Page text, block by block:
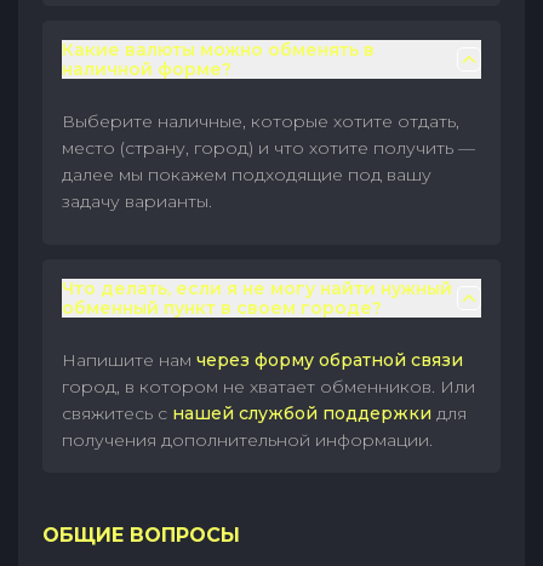
Какие валюты можно обменять в
наличной форме?
Выберите наличные, которые хотите отдать,
место (страну, город) и что хотите получить —
далее мы покажем подходящие под вашу
задачу варианты.
Что делать, если я не могу найти нужный
обменный пункт в своем городе?
Напишите нам через форму обратной связи
город, в котором не хватает обменников. Или
свяжитесь с нашей службой поддержки для
получения дополнительной информации.
ОБЩИЕ ВОПРОСЫ